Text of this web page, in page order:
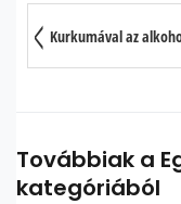
Továbbiak a
kategóriából